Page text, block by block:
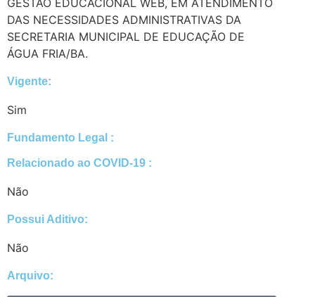
GESTÃO EDUCACIONAL WEB, EM ATENDIMENTO
DAS NECESSIDADES ADMINISTRATIVAS DA
SECRETARIA MUNICIPAL DE EDUCAÇÃO DE
ÁGUA FRIA/BA.
Vigente:
Sim
Fundamento Legal :​
Relacionado ao COVID-19 :​
Não
Possui Aditivo:​
Não
Arquivo: